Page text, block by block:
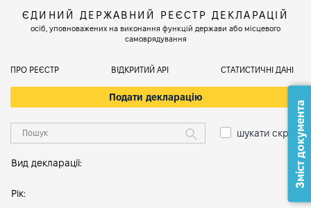
ЄДИНИЙ ДЕРЖАВНИЙ РЕЄСТР ДЕКЛАРАЦІЙ
осіб, уповноважених на виконання функцій держави або місцевого
самоврядування
ПРО РЕЄСТР ВІДКРИТИЙ АРІ СТАТИСТИЧНІ ДАНІ
Подати декларацію
шукати скрізь
Вид декларації:
Рік:
Зміст документа